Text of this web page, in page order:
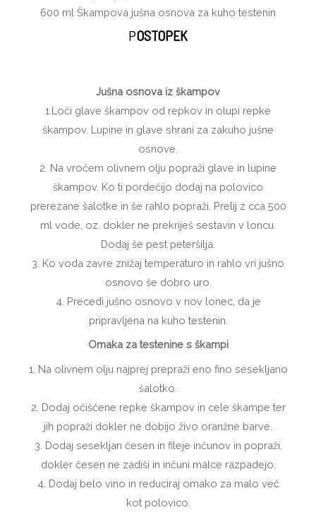
600 ml Škampova jušna osnova za kuho testenin
POSTOPEK
Jušna osnova iz škampov
1.Loči glave škampov od repkov in olupi repke
škampov. Lupine in glave shrani za zakuho jušne
osnove.
2. Na vročem olivnem olju popraži glave in lupine
škampov. Ko ti pordečijo dodaj na polovico
prerezane šalotke in še rahlo popraži. Prelij z cca 500
ml vode, oz. dokler ne prekriješ sestavin v loncu.
Dodaj še pest peteršilja.
3. Ko voda zavre znižaj temperaturo in rahlo vri jušno
osnovo še dobro uro.
4. Precedi jušno osnovo v nov lonec, da je
pripravljena na kuho testenin.
Omaka za testenine s škampi
1. Na olivnem olju najprej prepraži eno fino sesekljano
šalotko.
2. Dodaj očiščene repke škampov in cele škampe ter
jih popraži dokler ne dobijo živo oranžne barve.
3. Dodaj sesekljan česen in fileje inčunov in popraži,
dokler česen ne zadiši in inčuni malce razpadejo.
4. Dodaj belo vino in reduciraj omako za malo več
kot polovico.